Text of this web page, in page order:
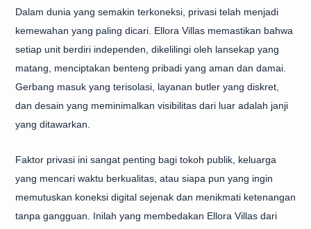
Dalam dunia yang semakin terkoneksi, privasi telah menjadi
kemewahan yang paling dicari. Ellora Villas memastikan bahwa
setiap unit berdiri independen, dikelilingi oleh lansekap yang
matang, menciptakan benteng pribadi yang aman dan damai.
Gerbang masuk yang terisolasi, layanan butler yang diskret,
dan desain yang meminimalkan visibilitas dari luar adalah janji
yang ditawarkan.
Faktor privasi ini sangat penting bagi tokoh publik, keluarga
yang mencari waktu berkualitas, atau siapa pun yang ingin
memutuskan koneksi digital sejenak dan menikmati ketenangan
tanpa gangguan. Inilah yang membedakan Ellora Villas dari